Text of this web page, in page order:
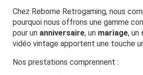
Chez Reborne Retrogaming, nous
pourquoi nous offrons une gamme
pour un anniversaire, un mariage, un
vidéo vintage apportent une touche
Nos prestations comprennent :